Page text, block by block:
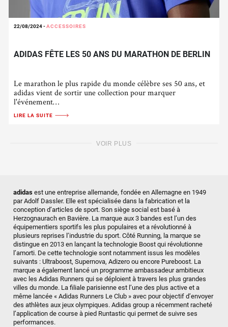
22/08/2024-ACCESSOIRES
ADIDAS FÊTE LES 50 ANS DU MARATHON DE BERLIN
Le marathon le plus rapide du monde célèbre ses 50 ans, et
adidas vient de sortir une collection pour marquer
l'événement…
LIRE LA SUITE
VOIR PLUS
adidasest une entreprise allemande, fondée en Allemagne en 1949
par Adolf Dassler. Elle est spécialisée dans la fabrication et la
conception d’articles de sport. Son siège social est basé à
Herzognaurach en Bavière. La marque aux 3 bandes est l’un des
équipementiers sportifs les plus populaires et a révolutionné à
plusieurs reprises l’industrie du sport. Côté Running, la marque se
distingue en 2013 en lançant la technologie Boost qui révolutionne
l’amorti. De cette technologie sont notamment issus les modèles
suivants : Ultraboost, Supernova, Adizero ou encore Pureboost. La
marque a également lancé un programme ambassadeur ambitieux
avec les Adidas Runners qui se déploient à travers les plus grandes
villes du monde. La filiale parisienne est l’une des plus active et a
même lancée « Adidas Runners Le Club » avec pour objectif d’envoyer
des athlètes aux jeux olympiques. Adidas group a récemment racheté
l’application de course à pied Runtastic qui permet de suivre ses
performances.